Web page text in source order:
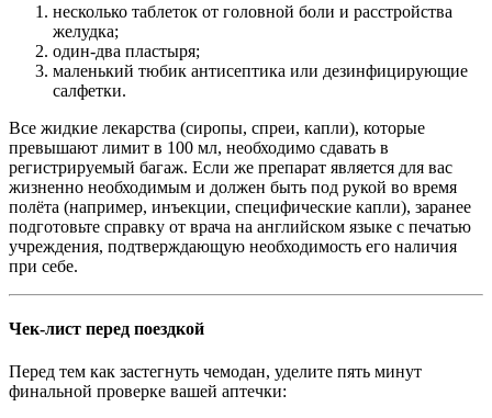
несколько таблеток от головной боли и расстройства
желудка;
один-два пластыря;
маленький тюбик антисептика или дезинфицирующие
салфетки.
Все жидкие лекарства (сиропы, спреи, капли), которые
превышают лимит в 100 мл, необходимо сдавать в
регистрируемый багаж. Если же препарат является для вас
жизненно необходимым и должен быть под рукой во время
полёта (например, инъекции, специфические капли), заранее
подготовьте справку от врача на английском языке с печатью
учреждения, подтверждающую необходимость его наличия
при себе.
Чек-лист перед поездкой
Перед тем как застегнуть чемодан, уделите пять минут
финальной проверке вашей аптечки: